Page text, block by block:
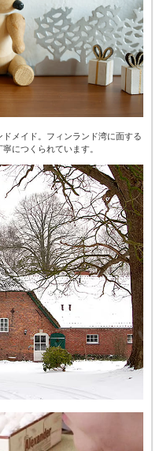
メイド。フィンランド湾に面する
につくられています。